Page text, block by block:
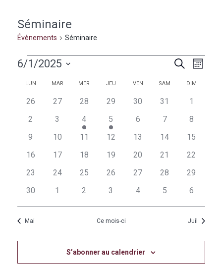
Séminaire
Évènements Séminaire
Évènements
vues
Recherche
de
Mois
6/1/2025
date.
Calendrier
de
Évènements
Calendrier
de
Évènements
LUN MAR MER JEU VEN SAM DIM
0
26
0
27
0
28
0
29
0
30
0
31
0
1
0
2
0
évènements
3
1
évènement
4
1
évènement
5
0
6
0
7
0
8
0
9
0
10
0
11
0
12
0
13
0
14
0
15
0
16
0
17
0
18
0
19
0
20
0
21
0
22
0
23
0
24
0
25
0
26
0
27
0
28
0
29
0
30
0
1
0
2
0
3
0
4
0
5
0
6
Mai Ce mois-ci Juil
S’abonner au calendrier